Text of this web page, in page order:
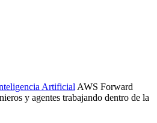
Artificial AWS Forward
y agentes trabajando dentro de la